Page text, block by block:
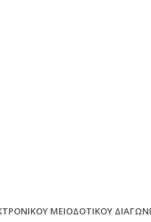
ΜΕΙΟΔΟΤΙΚΟΥ